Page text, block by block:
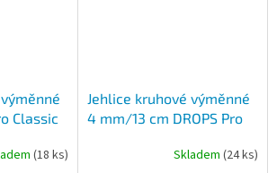
Classic
(18 ks)
Jehlice kruhové výměnné
4 mm/13 cm DROPS Pro
Skladem (24 ks)